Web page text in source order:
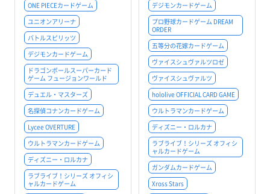
ONE PIECEカードゲーム
ユニオンアリーナ
バトルスピリッツ
デジモンカードゲーム
ドラゴンボールスーパーカード
ゲーム フュージョンワールド
デュエル・マスターズ
名探偵コナンカードゲーム
Lycee OVERTURE
ウルトラマンカードゲーム
ディズニー・ロルカナ
ラブライブ！シリーズ オフィシ
ャルカードゲーム
デジモンカードゲーム
プロ野球カードゲーム DREAM
ORDER
五等分の花嫁カードゲーム
ヴァイスシュヴァルツロゼ
ヴァイスシュヴァルツ
hololive OFFICIAL CARD GAME
ウルトラマンカードゲーム
ディズニー・ロルカナ
ラブライブ！シリーズ オフィシ
ャルカードゲーム
ガンダムカードゲーム
Xross Stars